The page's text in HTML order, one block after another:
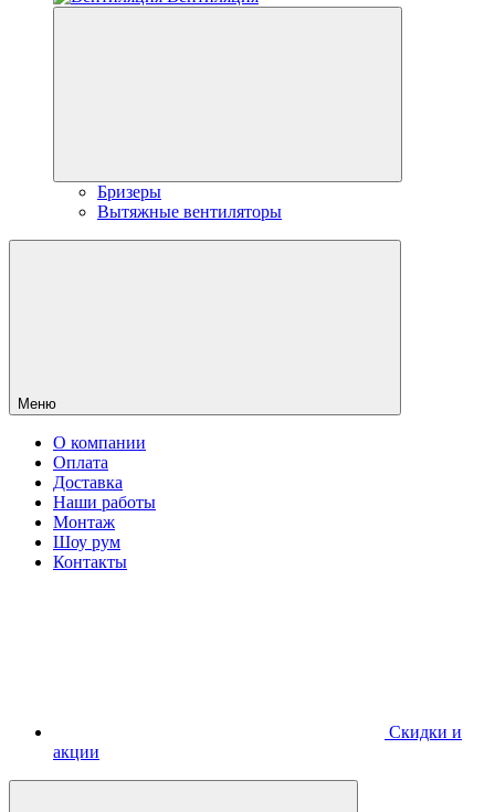
Бризеры
Вытяжные вентиляторы
Меню
О компании
Оплата
Доставка
Наши работы
Монтаж
Шоу рум
Контакты
Скидки и
акции